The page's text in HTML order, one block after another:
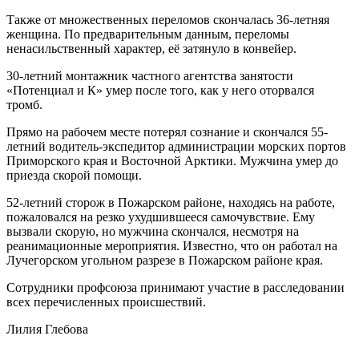
Также от множественных переломов скончалась 36-летняя
женщина. По предварительным данным, переломы
ненасильственный характер, её затянуло в конвейер.
30-летний монтажник частного агентства занятости
«Потенциал и К» умер после того, как у него оторвался
тромб.
Прямо на рабочем месте потерял сознание и скончался 55-
летний водитель-экспедитор администрации морских портов
Приморского края и Восточной Арктики. Мужчина умер до
приезда скорой помощи.
52-летний сторож в Пожарском районе, находясь на работе,
пожаловался на резко ухудшившееся самочувствие. Ему
вызвали скорую, но мужчина скончался, несмотря на
реанимационные мероприятия. Известно, что он работал на
Лучегорском угольном разрезе в Пожарском районе края.
Сотрудники профсоюза принимают участие в расследовании
всех перечисленных происшествий.
Лилия Глебова